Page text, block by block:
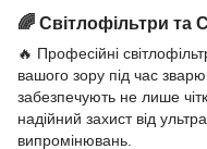
🌈 Світлофільтри та
🔥 Професійні
вашого зору під час
забезпечують не лише
надійний захист від
випромінювань.